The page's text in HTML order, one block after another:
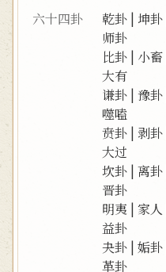
六十四卦
乾卦 | 坤卦
师卦
比卦 | 小畜
大有
谦卦 |豫卦
噬嗑
贲卦 | 剥卦
大过
坎卦 |离卦
晋卦
明夷 |家人
益卦
夬卦 |姤卦
革卦